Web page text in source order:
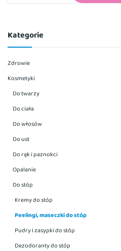
Kategorie
Zdrowie
Kosmetyki
Do twarzy
Do ciała
Do włosów
Do ust
Do rąk i paznokci
Opalanie
Do stóp
Kremy do stóp
Peelingi, maseczki do stóp
Pudry i zasypki do stóp
Dezodoranty do stóp